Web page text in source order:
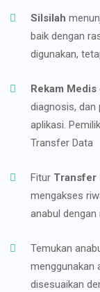
Silsilah
baik dengan
digunakan,
Rekam Medis
diagnosis,
aplikasi.
Transfer Data
Fitur Transfer
mengakses
anabul dengan
Temukan
menggunakan
disesuaikan